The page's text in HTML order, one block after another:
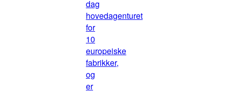
dag
hovedagenturet
for
10
europeiske
fabrikker,
og
er